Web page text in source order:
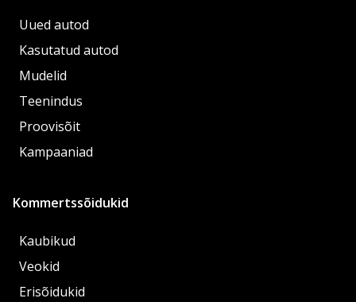
Uued autod
Kasutatud autod
Mudelid
Teenindus
Proovisõit
Kampaaniad
Kommertssõidukid
Kaubikud
Veokid
Erisõidukid